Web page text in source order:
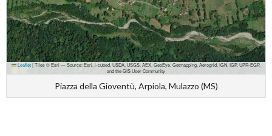
Leaflet |Tiles © Esri — Source: Esri, i-cubed, USDA, USGS, AEX, GeoEye, Getmapping, Aerogrid, IGN, IGP, UPR-EGP,
and the GIS User Community
Piazza della Gioventù, Arpiola, Mulazzo (MS)